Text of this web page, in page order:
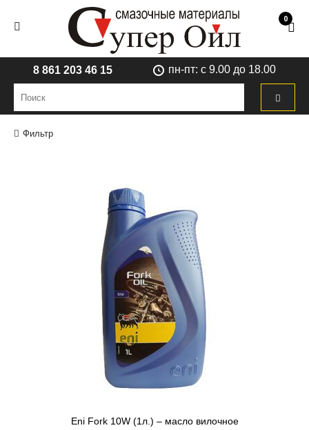
0
8 861 203 46 15 пн-пт: с 9.00 до 18.00
Фильтр
Eni Fork 10W (1л.) – масло вилочное